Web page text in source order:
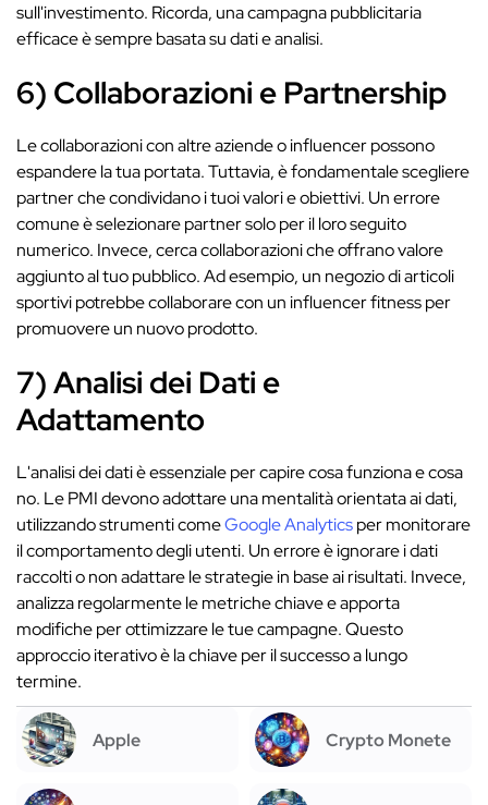
sull'investimento. Ricorda, una campagna pubblicitaria
efficace è sempre basata su dati e analisi.
6) Collaborazioni e Partnership
Le collaborazioni con altre aziende o influencer possono
espandere la tua portata. Tuttavia, è fondamentale scegliere
partner che condividano i tuoi valori e obiettivi. Un errore
comune è selezionare partner solo per il loro seguito
numerico. Invece, cerca collaborazioni che offrano valore
aggiunto al tuo pubblico. Ad esempio, un negozio di articoli
sportivi potrebbe collaborare con un influencer fitness per
promuovere un nuovo prodotto.
7) Analisi dei Dati e
Adattamento
L'analisi dei dati è essenziale per capire cosa funziona e cosa
no. Le PMI devono adottare una mentalità orientata ai dati,
utilizzando strumenti comeGoogle Analyticsper monitorare
il comportamento degli utenti. Un errore è ignorare i dati
raccolti o non adattare le strategie in base ai risultati. Invece,
analizza regolarmente le metriche chiave e apporta
modifiche per ottimizzare le tue campagne. Questo
approccio iterativo è la chiave per il successo a lungo
termine.
Apple Crypto Monete